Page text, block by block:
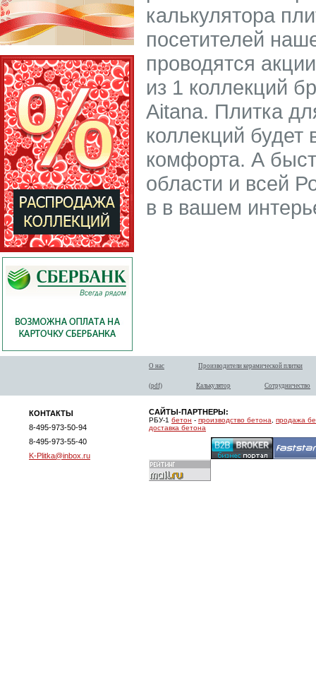
калькулятора
посетителей
проводятся
из 1 коллекций
Aitana. Плитка
коллекций
комфорта. А
области и всей
в в вашем
О нас Производители керамической плитки
(pdf) Калькулятор Сотрудничество
КОНТАКТЫ
8-495-973-50-94
8-495-973-55-40
K-Plitka@inbox.ru
САЙТЫ-ПАРТНЕРЫ:
РБУ-1 бетон - производство бетона
продажа
доставка бетона